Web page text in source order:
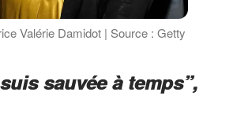
Valérie Damidot | Source : Getty
sauvée à temps”,